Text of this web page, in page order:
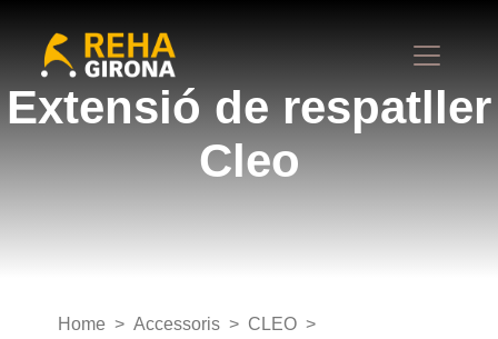
Extensió de respatller
Cleo
Home Accessoris
CLEO